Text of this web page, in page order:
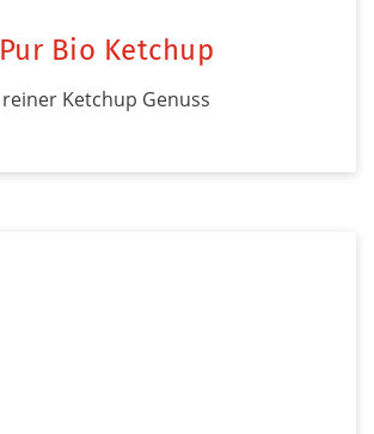
Pur Bio Ketchup
reiner Ketchup Genuss